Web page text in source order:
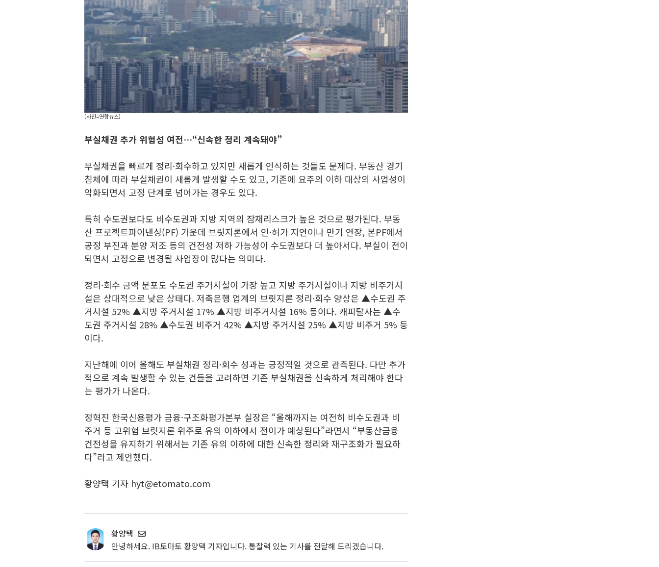
(사진=연합뉴스)
부실채권 추가 위험성 여전…“신속한 정리 계속돼야”
부실채권을 빠르게 정리·회수하고 있지만 새롭게 인식하는 것들도 문제다. 부동산 경기
침체에 따라 부실채권이 새롭게 발생할 수도 있고, 기존에 요주의 이하 대상의 사업성이
악화되면서 고정 단계로 넘어가는 경우도 있다.
특히 수도권보다도 비수도권과 지방 지역의 잠재리스크가 높은 것으로 평가된다. 부동
산 프로젝트파이낸싱(PF) 가운데 브릿지론에서 인·허가 지연이나 만기 연장, 본PF에서
공정 부진과 분양 저조 등의 건전성 저하 가능성이 수도권보다 더 높아서다. 부실이 전이
되면서 고정으로 변경될 사업장이 많다는 의미다.
정리·회수 금액 분포도 수도권 주거시설이 가장 높고 지방 주거시설이나 지방 비주거시
설은 상대적으로 낮은 상태다. 저축은행 업계의 브릿지론 정리·회수 양상은 ▲수도권 주
거시설 52% ▲지방 주거시설 17% ▲지방 비주거시설 16% 등이다. 캐피탈사는 ▲수
도권 주거시설 28% ▲수도권 비주거 42% ▲지방 주거시설 25% ▲지방 비주거 5% 등
이다.
지난해에 이어 올해도 부실채권 정리·회수 성과는 긍정적일 것으로 관측된다. 다만 추가
적으로 계속 발생할 수 있는 건들을 고려하면 기존 부실채권을 신속하게 처리해야 한다
는 평가가 나온다.
정혁진 한국신용평가 금융·구조화평가본부 실장은 “올해까지는 여전히 비수도권과 비
주거 등 고위험 브릿지론 위주로 유의 이하에서 전이가 예상된다”라면서 “부동산금융
건전성을 유지하기 위해서는 기존 유의 이하에 대한 신속한 정리와 재구조화가 필요하
다”라고 제언했다.
황양택 기자 hyt@etomato.com
황양택
안녕하세요. IB토마토 황양택 기자입니다. 통찰력 있는 기사를 전달해 드리겠습니다.